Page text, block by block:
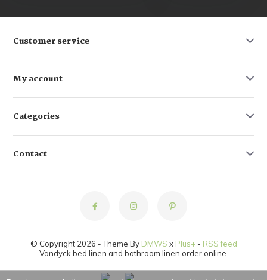
Customer service
My account
Categories
Contact
© Copyright 2026 - Theme By DMWS x Plus+- RSS feed
Vandyck bed linen and bathroom linen order online.